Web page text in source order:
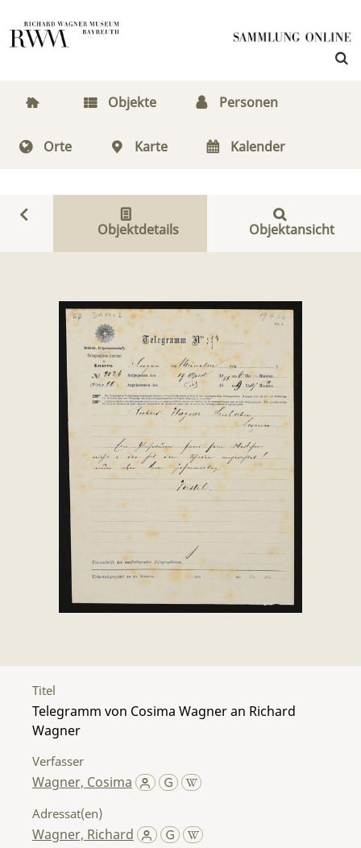
Objekte Personen
Orte Karte Kalender
Objektdetails Objektansicht
Titel
Telegramm von Cosima Wagner an Richard
Wagner
Verfasser
Wagner, Cosima
Adressat(en)
Wagner, Richard